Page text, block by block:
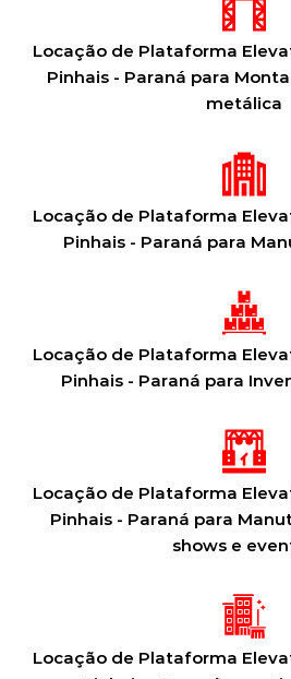
Locação de Plataforma
Pinhais - Paraná para
metálica
Locação de Plataforma
Pinhais - Paraná para
Locação de Plataforma
Pinhais - Paraná para
Locação de Plataforma
Pinhais - Paraná para
shows e
Locação de Plataforma